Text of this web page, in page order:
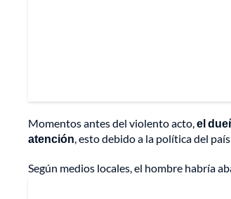
Momentos antes del violento acto,el
atención, esto debido a la política del
Según medios locales, el hombre habría